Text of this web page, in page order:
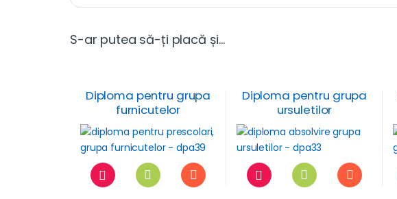
S-ar putea să-ți placă și…
Diploma pentru grupa
furnicutelor
Diploma pentru grupa
ursuletilor